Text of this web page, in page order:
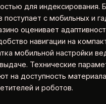
для индексирования.
поступает с мобильных и
оценивает
навигации на
мобильной настройки
Технические
на доступность
и роботов.